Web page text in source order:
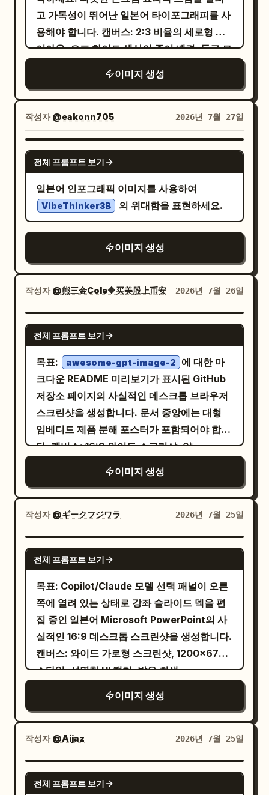
검은색 배경을 바탕으로 얼굴을 어둠 속에 남
김). 모든 패널에서 원근감과 이목구비는 동일
하게 유지되며, 라벨에 맞춰 지정된 조명만 변
경됩니다.
디테일한 재질 조명. 라벨:
gemini-3-pro-image-
preview(Nanobanana Pro)
2. 우측 상단: 둥근 타원형의 광택 있는 화이트
충전 케이스, 정면을 향함, 뚜껑이 열려 있고 내
부에 2개의 긴 스템 이어버드가 서 있음; 케이
doubao-seedream-5-0-pro
3. 좌측 하
단: 정면을 향한 광택 있는 화이트 둥근 직사각
형 충전 케이스, 뚜껑이 열려 있음, 실리콘 팁과
작은 검은색 음향 통풍구가 있는 AirPods-Pro
스타일의 이어버드 2개가 위로 솟아 있음; 선명
한 제품 구조, 중앙 정렬 및 날카로운 디테일.
라벨: gpt-image-2 4. 우측 하단: 정면을 향
한 광택 있는 화이트 둥근 충전 케이스, 뚜껑이
드 2개가 보임, 전면에 작은 화이트 표시등, 하
단 가장자리 근처에 아주 작은 검은색 충전 포
트. 라벨:
gemini-3.1-flash-image-preview
(Nanobanana 2)
제품 사진, 하이키 조명, 광택 있는 화이트 플라
스틱, 은은한 회색 반사, 부드러운 그림자, 선명
한 가장자리, 사실적인 제품 렌더링, 깔끔한 비
교 보드 구성. 텍스트 스타일: 라벨은 굵은 검은
색 산세리프체의 소문자/기술 모델명으로 하
트는 넣지 않습니다. 제약 사항: 정확히 4개의
제품 샷과 4개의 라벨만 표시합니다. 로고, 워
터마크, 사람, 손, 포장재, 장식용 소품, 유색 배
경 또는 추가 캡션을 추가하지 마십시오.
고 가독성이 뛰어난 일본어 타이포그래피를 사
용해야 합니다. 캔버스: 2:3 비율의 세로형 레
이아웃, 오프 화이트 색상의 종이 배경, 둥근 모
이중 테두리. 부드러운 수채화풍의 음식 일러
스트, 친근하고 둥근 일본어 폰트, 짙은 갈색의
메인 제목, 녹색 섹션 리본, 주황색 포인트, 점
선 구분선 및 은은한 반짝임 효과를 사용하세
요. 상단 헤더: 중앙에 배치된 큰 제목:
4종 야채 스태미나 마늘 볶음
색 부제목: （버터 미사용 버전） . 그 아래에 작
은 일본어 태그라인 추가: "シャキッ！ほく
ナおかず♪". 왼쪽 상단에 큰 양배추 일러스트,
오른쪽 상단 근처에 작은 마늘 아이콘, 오른쪽
상단에 볶은 양배추, 피망, 감자 슬라이스, 마늘
이 담긴 검은색 프라이팬 일러스트를 배치하세
요. 메인 레이아웃: 레시피 카드처럼 구성된 5
개의 개별 콘텐츠 블록 사용: 왼쪽 상단에 재료
박스 1개, 오른쪽 상단에 준비 박스 1개, 왼쪽 중
팁 박스 1개, 하단 전체에 서빙 메모 박스 1개.
재료 블록: 녹색 리본 헤더 "材料（2人分）".
점선과 함께 정확히 10가지 재료와 분량을 나
열하세요: 1) 양배추 — 1/4통 (약 250g), 2) 감
자 — 2개 (약 300g), 3) 피망 — 2개, 4) 마늘
술, 7) 간장 — 1큰술, 8) 닭고기 육수 분말 — 1
작은술, 9) 소금 — 약간, 10) 후추 — 약간. 이
박스 하단에 피망, 반으로 자른 감자, 마늘 쪽의
작은 일러스트 3개를 포함하세요. 준비 블록:
녹색 리본 헤더 "下準備"와 설명 텍스트: "감자
를 미리 익혀두면 조리 시간이 단축되고 양념이
잘 배어듭니다." 둥근 서브 카드에 정확히 2가
지 준비 방법을 포함하세요. 첫 번째 녹색 서브
카드 제목 "レンジで加熱する場合"(전자레인
지 사용 시)와 전자레인지 아이콘, 3단계 번호
매기기: 1) 감자는 껍질을 벗기고 1.5cm 두께의
반달 모양으로 썬다. 2) 내열 용기에 담고 랩을
느슨하게 씌운다. 3) 600W에서 약 5~6분간
가열한다. 참고 사항 추가: "※대나무 꼬치가
부드럽게 통과할 정도가 적당합니다." 두 번째
주황색 서브 카드 제목 "ゆでる場合"(삶을 경
우)와 냄비 아이콘, 3단계 번호 매기기: 1) 감자
는 껍질을 벗기고 1.5cm 두께의 반달 모양으로
썬다. 2) 냄비에 물과 감자를 넣고 끓기 시작하
면 중불에서 3~4분간 삶는다. 3) 체에 밭쳐 물
이미지 생성
작성자@eakonn705 2026년 7월 27일
GPT IMAGE 2
전체 프롬프트 보기
일본어 인포그래픽 이미지를 사용하여
VibeThinker3B 의 위대함을 표현하세요.
이미지 생성
작성자@熊三金Cole🔶买美股上币安 2026년 7월 26일
GPT IMAGE 2
전체 프롬프트 보기
목표: awesome-gpt-image-2
에 대한 마
크다운 README 미리보기가 표시된 GitHub
저장소 페이지의 사실적인 데스크톱 브라우저
스크린샷을 생성합니다. 문서 중앙에는 대형
임베디드 제품 분해 포스터가 포함되어야 합니
다. 캔버스: 16:9 와이드 스크린샷, 약
마, 선명한 UI 텍스트, 브라우저 주소 표시줄은
숨김, 저장소 파일 뷰는 GitHub 콘텐츠 영역에
맞춰 자르기. 레이아웃: 왼쪽 사이드바 파일 탐
색기, 상단 저장소 이동 경로(breadcrumb)/
헤더, 마크다운 툴바 행, 그리고 메인 README
미리보기 영역. 메인 콘텐츠에는 작은 중국어
제목 “生成图片”, “Image 1” 라벨, 그리고 그
아래에 중앙 정렬된 세로형 포스터 이미지가 표
시되어야 합니다. 페이지에는 README 콘텐
츠 상단 근처에 가로 스크롤바가, 맨 오른쪽에
는 세로 페이지 스크롤바가 있어야 합니다. 왼
쪽 사이드바 세부 정보: “main”으로 설정된 브
랜치 선택기가 있는 “Files” 패널, “Go to
file” 라벨이 붙은 검색 필드, 그리고 총 25개의
파일/폴더 항목을 표시합니다. “.github”,
“docs”, “public”, “scripts”라는 이름의 폴
더 4개와 “.env.example”, “.gitignore”,
“LICENSE”, “README.md”,
“README_de-DE.md”, “README_es-
이미지 생성
작성자@ギークフジワラ 2026년 7월 25일
GPT IMAGE 2
전체 프롬프트 보기
목표: Copilot/Claude 모델 선택 패널이 오른
쪽에 열려 있는 상태로 강좌 슬라이드 덱을 편
집 중인 일본어 Microsoft PowerPoint의 사
실적인 16:9 데스크톱 스크린샷을 생성합니다.
캔버스: 와이드 가로형 스크린샷, 1200×675
스타일, 선명한 UI 캡처, 밝은 회색
요 초점은 어두운 제목 슬라이드가 중앙에 위치
한 PowerPoint 편집 작업 공간입니다. 레이아
웃: 상단 리본, 왼쪽 슬라이드 썸네일 스트립,
중앙의 메인 슬라이드 캔버스, 오른쪽의 AI 어
시스턴트 사이드 패널이 포함된 전체
PowerPoint 창을 보여줍니다. PowerPoint
이미지 생성
작성자@Aijaz 2026년 7월 25일
GPT IMAGE 2
전체 프롬프트 보기